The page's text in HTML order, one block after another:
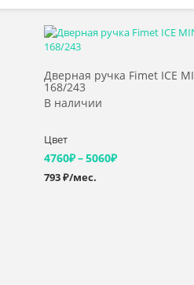
Дверная ручка Fimet ICE
168/243
В наличии
Цвет
4760₽–5060₽Диапазон
793 ₽/мес.
Выбрать >